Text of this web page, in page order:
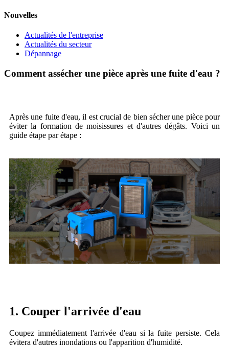
Nouvelles
Actualités de l'entreprise
Actualités du secteur
Dépannage
Comment assécher une pièce après une fuite d'eau ?
Après une fuite d'eau, il est crucial de bien sécher une pièce pour
éviter la formation de moisissures et d'autres dégâts. Voici un
guide étape par étape :
1. Couper l'arrivée d'eau
Coupez immédiatement l'arrivée d'eau si la fuite persiste. Cela
évitera d'autres inondations ou l'apparition d'humidité.